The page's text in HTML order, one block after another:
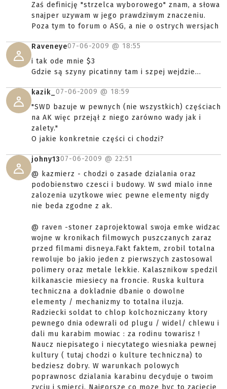
Zaś definicję "strzelca wyborowego" znam, a słowa
snajper uzywam w jego prawdziwym znaczeniu.
Poza tym to forum o ASG, a nie o ostrych wersjach
Raveneye07-06-2009 @ 18:55
i tak ode mnie $3
Gdzie są szyny picatinny tam i szpej wejdzie...
kazik_ 07-06-2009 @ 18:59
"SWD bazuje w pewnych (nie wszystkich) częściach
na AK więc przejął z niego zarówno wady jak i
zalety."
O jakie konkretnie części ci chodzi?
johny1307-06-2009 @ 22:51
@ kazmierz - chodzi o zasade dzialania oraz
podobienstwo czesci i budowy. W swd mialo inne
zalozenia uzytkowe wiec pewne elementy nigdy
nie beda zgodne z ak.
@ raven -stoner zaprojektowal swoja emke widzac
wojne w kronikach filmowych puszczanych zaraz
przed filmami disneya.Fakt faktem, zrobil totalna
rewoluje bo jakio jeden z pierwszych zastosowal
polimery oraz metale lekkie. Kalasznikow spedzil
kilkanascie miesiecy na froncie. Ruska kultura
techniczna a dokladnie dbanie o dowolne
elementy / mechanizmy to totalna iluzja.
Radziecki soldat to chlop kolchozniczany ktory
pewnego dnia odewrali od plugu / widel/ chlewu i
dali mu karabim mowiac : za rodinu towarisz !
Naucz niepisatego i niecytatego wiesniaka pewnej
kultury ( tutaj chodzi o kulture techniczna) to
bedziesz dobry. W warunkach polowych
poprawnosc dzialania karabinu decyduje o twoim